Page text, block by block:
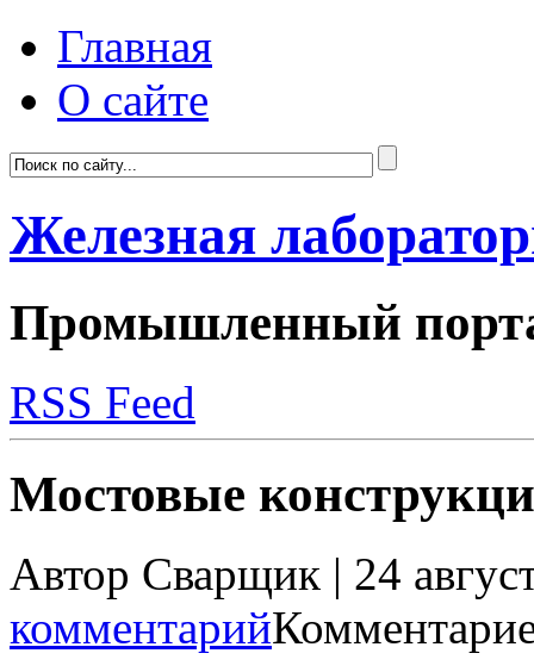
Главная
О сайте
Железная
Промышленный
RSS Feed
Мостовые
Автор Сварщик | 24
комментарий